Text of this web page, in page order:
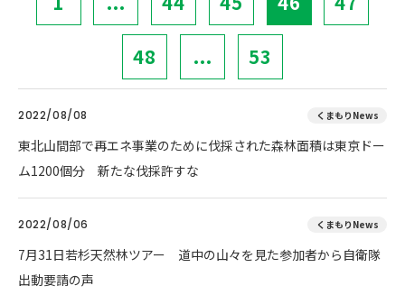
48 ... 53
2022/08/08 くまもりNews
東北山間部で再エネ事業のために伐採された森林面積は東京ドー
ム1200個分 新たな伐採許すな
2022/08/06 くまもりNews
7月31日若杉天然林ツアー 道中の山々を見た参加者から自衛隊
出動要請の声